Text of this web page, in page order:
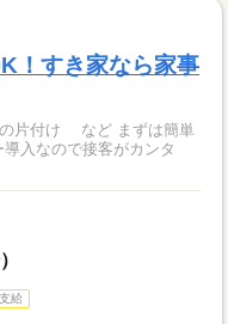
！すき家なら家事
の片付け など まずは簡単
給